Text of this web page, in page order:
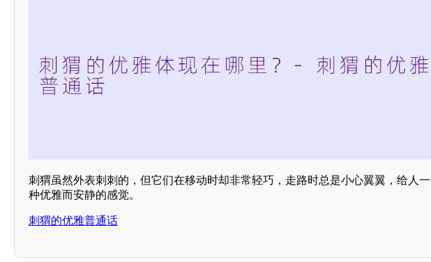
刺猬虽然外表刺刺的，但它们在移动时却非常轻巧，走路时总是小心翼翼，给人一
种优雅而安静的感觉。
刺猬的优雅普通话